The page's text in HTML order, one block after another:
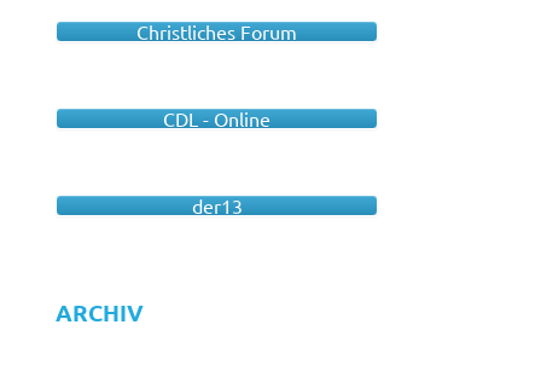
Christliches Forum
CDL - Online
der13
ARCHIV